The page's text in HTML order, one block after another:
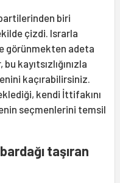
biri
çizdi. Israrla
görünmekten adeta
kayıtsızlığınızla
kaçırabilirsiniz.
kendi İttifakını
seçmenlerini temsil
taşıran